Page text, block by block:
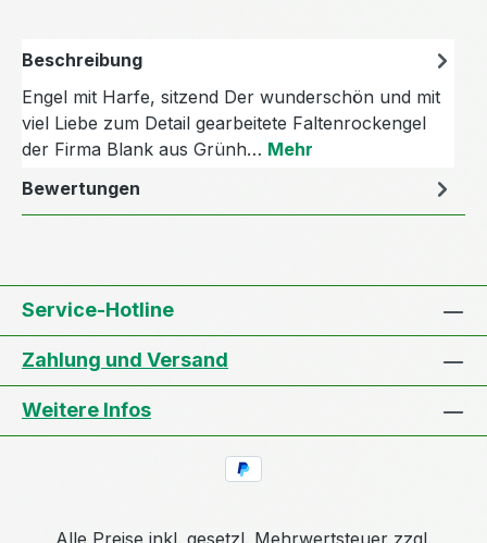
Beschreibung
Engel mit Harfe, sitzend Der wunderschön und mit
viel Liebe zum Detail gearbeitete Faltenrockengel
der Firma Blank aus Grünh… Mehr
Bewertungen
Service-Hotline
Zahlung und Versand
Weitere Infos
Alle Preise inkl. gesetzl. Mehrwertsteuer zzgl.